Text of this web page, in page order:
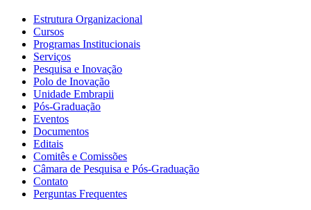
Estrutura Organizacional
Cursos
Programas Institucionais
Serviços
Pesquisa e Inovação
Polo de Inovação
Unidade Embrapii
Pós-Graduação
Eventos
Documentos
Editais
Comitês e Comissões
Câmara de Pesquisa e Pós-Graduação
Contato
Perguntas Frequentes